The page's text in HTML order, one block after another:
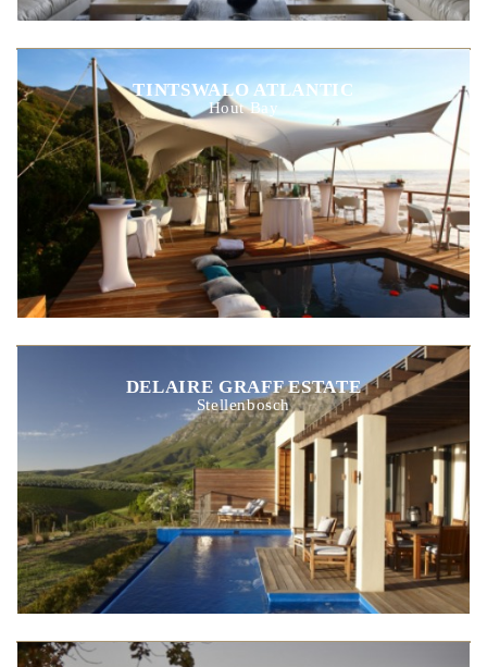
TINTSWALO ATLANTIC
Hout Bay
DELAIRE GRAFF ESTATE
Stellenbosch